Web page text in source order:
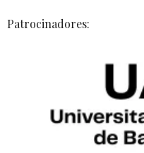
Patrocinadores: